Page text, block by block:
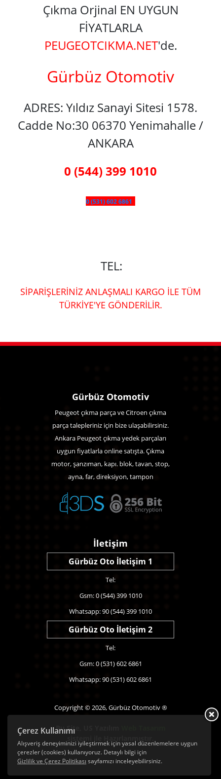
Çıkma Orjinal EN UYGUN
FİYATLARLA
PEUGEOTCIKMA.NET'de.
Gürbüz Otomotiv
ADRES: Yıldız Sanayi Sitesi 1578.
Cadde No:30 06370 Yenimahalle /
ANKARA
0 (544) 399 1010
0 (531) 602 6861
TEL:
SİPARİŞLERİNİZ ANLAŞMALI KARGO İLE TÜM
TÜRKİYE'YE GÖNDERİLİR.
Çerez Kullanımı
Alışveriş deneyiminizi iyileştirmek için yasal düzenlemelere uygun
çerezler (cookies) kullanıyoruz. Detaylı bilgi için
Gizlilik ve Çerez Politikası sayfamızı inceleyebilirsiniz.
Gürbüz Otomotiv
Peugeot çıkma parça ve Citroen çıkma
parça talepleriniz için bize ulaşabilirsiniz.
Ankara Peugeot çıkma yedek parçaları
uygun fiyatlarla online satışta. Çıkma
motor, şanzıman, kapı. blok, tavan, stop,
ayna, far, direksiyon, tampon
İletişim
Gürbüz Oto İletişim 1
Tel:
Gsm: 0 (544) 399 1010
Whatsapp: 90 (544) 399 1010
Gürbüz Oto İletişim 2
Tel:
Gsm: 0 (531) 602 6861
Whatsapp: 90 (531) 602 6861
Copyright © 2026, Gürbüz Otomotiv ®
Bu Site,